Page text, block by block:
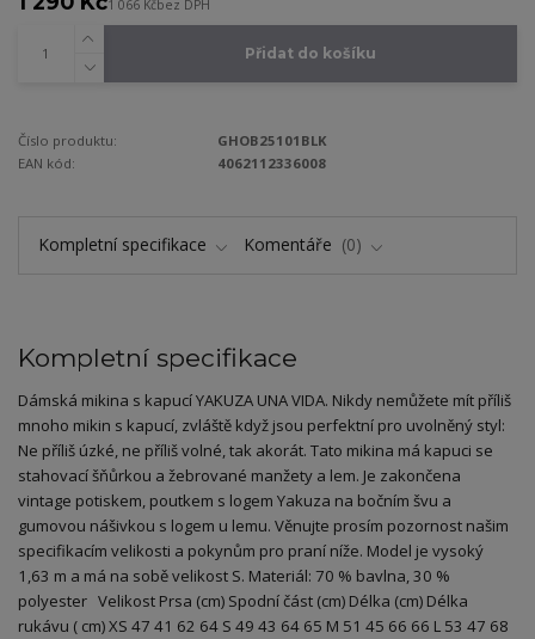
1 066 Kčbez DPH
Přidat do košíku
Číslo produktu:
GHOB25101BLK
EAN kód:
4062112336008
Kompletní specifikace Komentáře 0
Kompletní specifikace
Dámská mikina s kapucí YAKUZA UNA VIDA. Nikdy nemůžete mít příliš
mnoho mikin s kapucí, zvláště když jsou perfektní pro uvolněný styl:
Ne příliš úzké, ne příliš volné, tak akorát. Tato mikina má kapuci se
stahovací šňůrkou a žebrované manžety a lem. Je zakončena
vintage potiskem, poutkem s logem Yakuza na bočním švu a
gumovou nášivkou s logem u lemu. Věnujte prosím pozornost našim
specifikacím velikosti a pokynům pro praní níže. Model je vysoký
1,63 m a má na sobě velikost S. Materiál: 70 % bavlna, 30 %
polyester Velikost Prsa (cm) Spodní část (cm) Délka (cm) Délka
rukávu ( cm) XS 47 41 62 64 S 49 43 64 65 M 51 45 66 66 L 53 47 68